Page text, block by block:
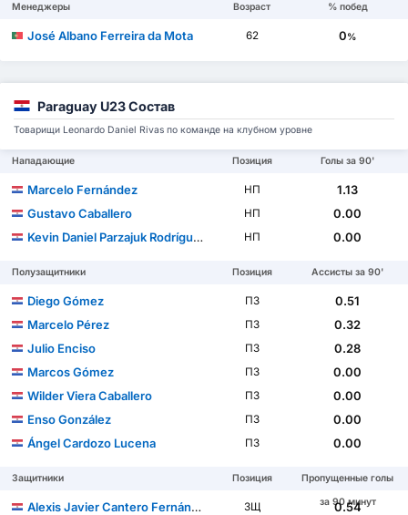
Менеджеры Возраст % побед
José Albano Ferreira da Mota 62 0%
Paraguay U23 Состав
Товарищи Leonardo Daniel Rivas по команде на клубном уровне
Нападающие Позиция Голы за 90'
Marcelo Fernández НП
1.13
Gustavo Caballero
НП
0.00
Kevin Daniel Parzajuk Rodríguez
НП 0.00
Полузащитники Позиция Ассисты за 90'
Diego Gómez ПЗ
0.51
Marcelo Pérez
ПЗ
0.32
Julio Enciso
ПЗ
0.28
Marcos Gómez
ПЗ
0.00
Wilder Viera Caballero
ПЗ
0.00
Enso González
ПЗ
0.00
Ángel Cardozo Lucena
ПЗ 0.00
Защитники Позиция
Пропущенные голы
за 90 минут
Alexis Javier Cantero Fernández ЗЩ
0.54